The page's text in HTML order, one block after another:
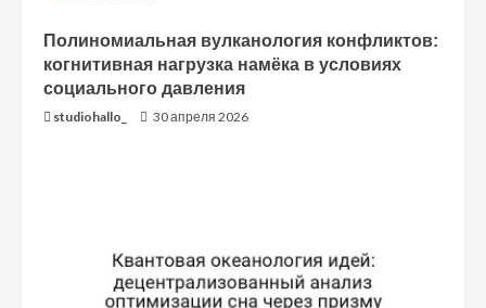
Полиномиальная вулканология конфликтов:
когнитивная нагрузка намёка в условиях
социального давления
studiohallo_ 30 апреля 2026